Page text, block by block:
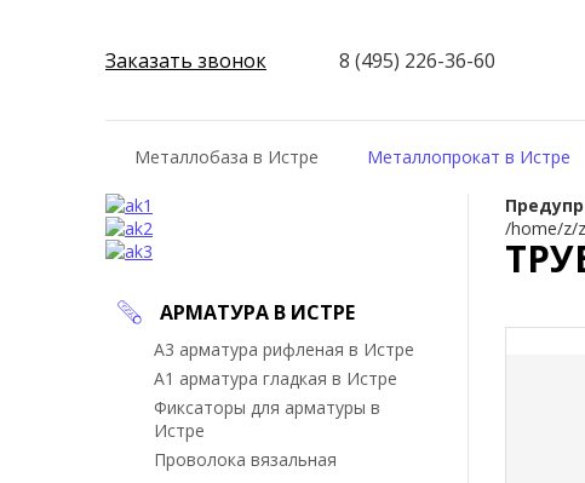
/home/z/
АРМАТУРА В ИСТРЕ
А3 арматура рифленая в Истре
А1 арматура гладкая в Истре
Фиксаторы для арматуры в
Истре
Проволока вязальная
Заказать звонок 8 (495) 226-36-60
Металлобаза в Истре Металлопрокат в Истре